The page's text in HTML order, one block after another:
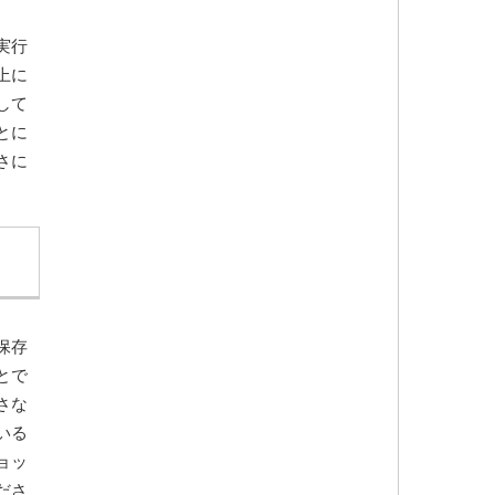
行
に
て
に
に
存
で
な
る
ッ
さ